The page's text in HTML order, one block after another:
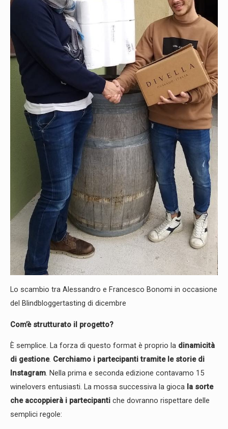
Lo scambio tra Alessandro e Francesco Bonomi in occasione
del Blindbloggertasting di dicembre
Com’è strutturato il progetto?
È semplice. La forza di questo format è proprio la dinamicità
di gestione. Cerchiamo i partecipanti tramite le storie di
Instagram. Nella prima e seconda edizione contavamo 15
winelovers entusiasti. La mossa successiva la gioca la sorte
che accoppierà i partecipanti che dovranno rispettare delle
semplici regole: